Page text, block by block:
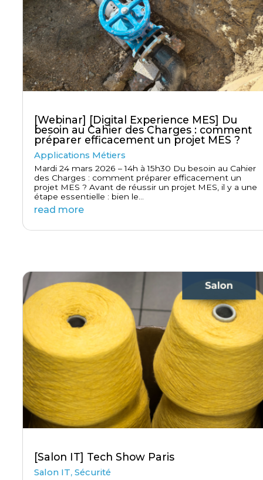
[Webinar] [Digital Experience MES] Du
besoin au Cahier des Charges : comment
préparer efficacement un projet MES ?
Applications Métiers
Mardi 24 mars 2026 – 14h à 15h30 Du besoin au Cahier
des Charges : comment préparer efficacement un
projet MES ? Avant de réussir un projet MES, il y a une
étape essentielle : bien le...
read more
[Salon IT] Tech Show Paris
Salon IT, Sécurité